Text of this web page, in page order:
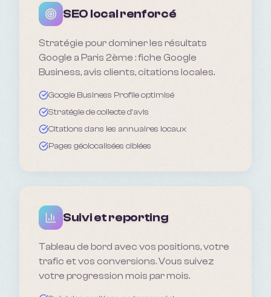
SEO local renforcé
Stratégie pour dominer les résultats
Google a Paris 2ème : fiche Google
Business, avis clients, citations locales.
Google Business Profile optimisé
Stratégie de collecte d'avis
Citations dans les annuaires locaux
Pages géolocalisées ciblées
Suivi et reporting
Tableau de bord avec vos positions, votre
trafic et vos conversions. Vous suivez
votre progression mois par mois.